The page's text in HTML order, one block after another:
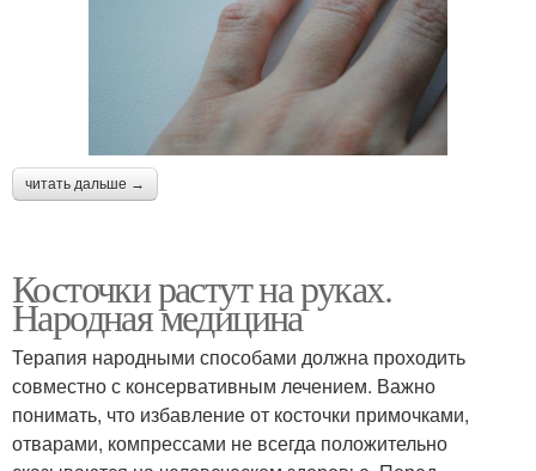
читать дальше →
Косточки растут на руках.
Народная медицина
Терапия народными способами должна проходить
совместно с консервативным лечением. Важно
понимать, что избавление от косточки примочками,
отварами, компрессами не всегда положительно